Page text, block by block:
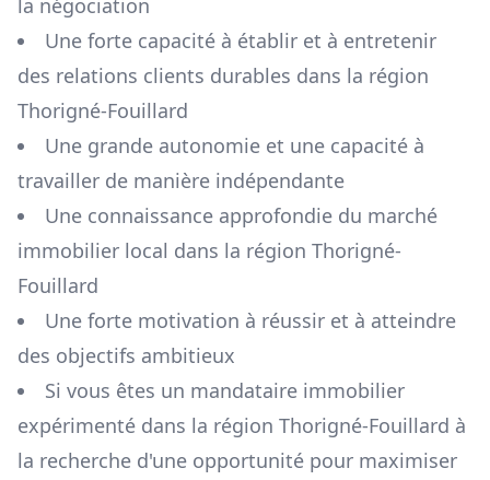
la négociation
Une forte capacité à établir et à entretenir
des relations clients durables dans la région
Thorigné-Fouillard
Une grande autonomie et une capacité à
travailler de manière indépendante
Une connaissance approfondie du marché
immobilier local dans la région Thorigné-
Fouillard
Une forte motivation à réussir et à atteindre
des objectifs ambitieux
Si vous êtes un mandataire immobilier
expérimenté dans la région Thorigné-Fouillard à
la recherche d'une opportunité pour maximiser